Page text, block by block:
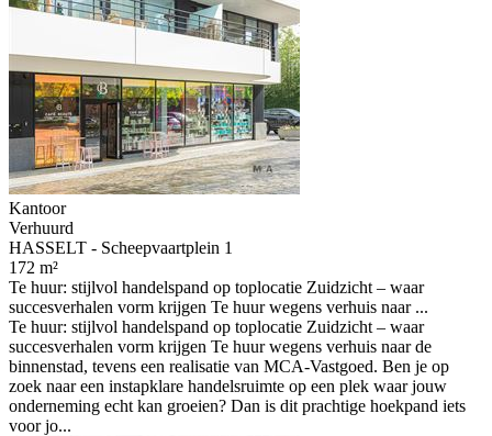
Kantoor
Verhuurd
HASSELT - Scheepvaartplein 1
172 m²
Te huur: stijlvol handelspand op toplocatie Zuidzicht – waar
succesverhalen vorm krijgen Te huur wegens verhuis naar ...
Te huur: stijlvol handelspand op toplocatie Zuidzicht – waar
succesverhalen vorm krijgen Te huur wegens verhuis naar de
binnenstad, tevens een realisatie van MCA-Vastgoed. Ben je op
zoek naar een instapklare handelsruimte op een plek waar jouw
onderneming echt kan groeien? Dan is dit prachtige hoekpand iets
voor jo...